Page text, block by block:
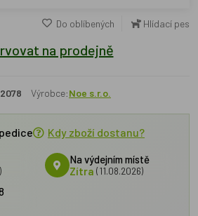
Do oblíbených Hlídací pes
na prodejně
Výrobce:Noe s.r.o.
Kdy zboží dostanu?
Na výdejním místě
Zítra (11.08.2026)